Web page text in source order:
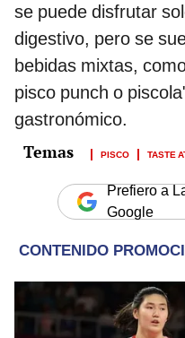
se puede disfrutar
digestivo, pero se
bebidas mixtas,
pisco punch o
gastronómico.
PISCO TASTE
Prefiero a
Google